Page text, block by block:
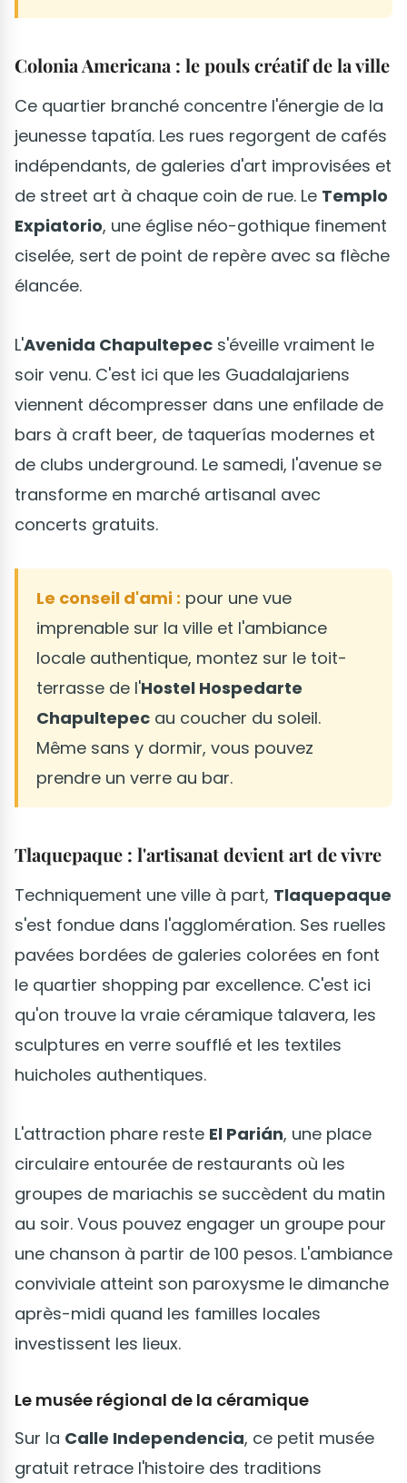
Colonia Americana : le pouls créatif de la ville
Ce quartier branché concentre l'énergie de la
jeunesse tapatía. Les rues regorgent de cafés
indépendants, de galeries d'art improvisées et
de street art à chaque coin de rue. Le Templo
Expiatorio, une église néo-gothique finement
ciselée, sert de point de repère avec sa flèche
élancée.
L'Avenida Chapultepec s'éveille vraiment le
soir venu. C'est ici que les Guadalajariens
viennent décompresser dans une enfilade de
bars à craft beer, de taquerías modernes et
de clubs underground. Le samedi, l'avenue se
transforme en marché artisanal avec
concerts gratuits.
Le conseil d'ami : pour une vue
imprenable sur la ville et l'ambiance
locale authentique, montez sur le toit-
terrasse de l'Hostel Hospedarte
Chapultepec au coucher du soleil.
Même sans y dormir, vous pouvez
prendre un verre au bar.
Tlaquepaque : l'artisanat devient art de vivre
Techniquement une ville à part, Tlaquepaque
s'est fondue dans l'agglomération. Ses ruelles
pavées bordées de galeries colorées en font
le quartier shopping par excellence. C'est ici
qu'on trouve la vraie céramique talavera, les
sculptures en verre soufflé et les textiles
huicholes authentiques.
L'attraction phare reste El Parián, une place
circulaire entourée de restaurants où les
groupes de mariachis se succèdent du matin
au soir. Vous pouvez engager un groupe pour
une chanson à partir de 100 pesos. L'ambiance
conviviale atteint son paroxysme le dimanche
après-midi quand les familles locales
investissent les lieux.
Le musée régional de la céramique
Sur la Calle Independencia, ce petit musée
gratuit retrace l'histoire des traditions